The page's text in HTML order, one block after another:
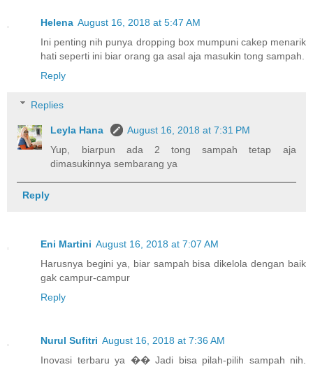
Helena August 16, 2018 at 5:47 AM
Ini penting nih punya dropping box mumpuni cakep menarik
hati seperti ini biar orang ga asal aja masukin tong sampah.
Reply
Replies
Leyla Hana
August 16, 2018 at 7:31 PM
Yup, biarpun ada 2 tong sampah tetap aja
dimasukinnya sembarang ya
Reply
Eni Martini August 16, 2018 at 7:07 AM
Harusnya begini ya, biar sampah bisa dikelola dengan baik
gak campur-campur
Reply
Nurul Sufitri August 16, 2018 at 7:36 AM
Inovasi terbaru ya �� Jadi bisa pilah-pilih sampah nih.